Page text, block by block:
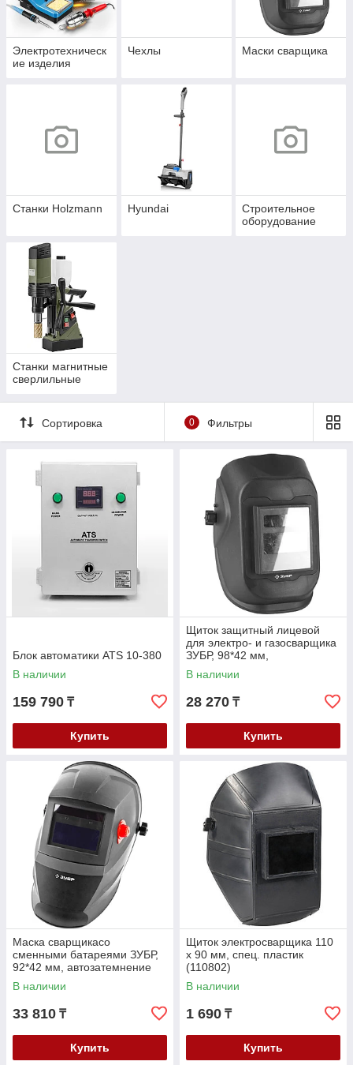
Электротехническ
ие изделия
Чехлы Маски сварщика
Станки Holzmann Hyundai
Строительное
оборудование
Станки магнитные
сверлильные
Сортировка 0 Фильтры
Блок автоматики ATS 10-380
В наличии
159 790 ₸
Купить
Щиток защитный лицевой
для электро- и газосварщика
ЗУБР, 98*42 мм,
автозатемнение (11079)
В наличии
28 270 ₸
Купить
Маска сварщикасо
сменными батареями ЗУБР,
92*42 мм, автозатемнение
(11070)
В наличии
33 810 ₸
Купить
Щиток электросварщика 110
х 90 мм, спец. пластик
(110802)
В наличии
1 690 ₸
Купить